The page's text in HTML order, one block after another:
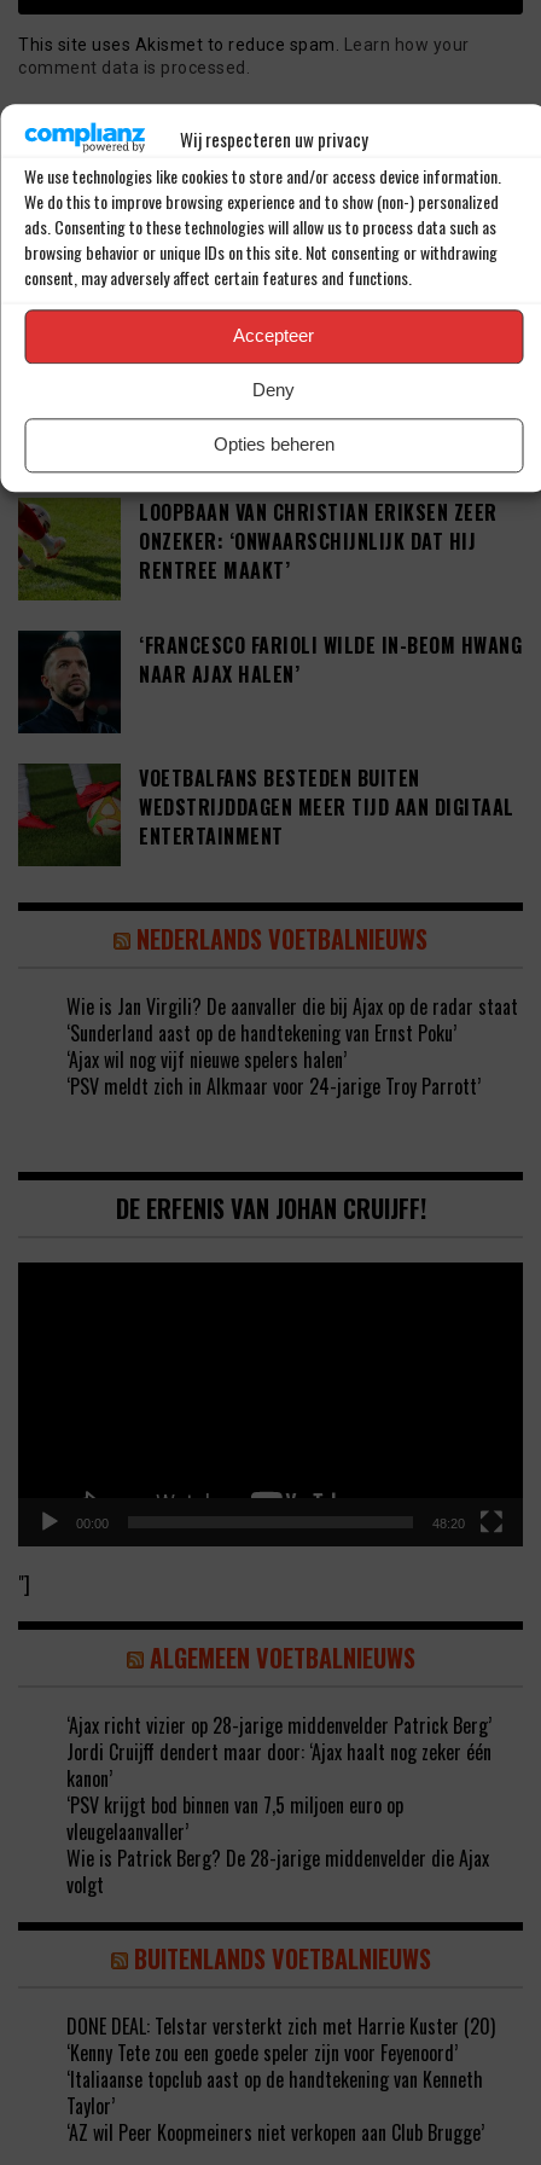
Wij respecteren uw privacy
We use technologies like cookies to store and/or access device information.
We do this to improve browsing experience and to show (non-) personalized
ads. Consenting to these technologies will allow us to process data such as
browsing behavior or unique IDs on this site. Not consenting or withdrawing
consent, may adversely affect certain features and functions.
Accepteer
Deny
Opties beheren
This site uses Akismet to reduce spam.
Learn how your
comment data is processed.
LAATSTE BERICHTEN
TAKEHIRO TOMIYASU DUIKT OP IN DE
PREMIER LEAGUE
TEGENSLAG VOOR SEAN STEUR: ‘DEAL VAN
41 MILJOEN EURO’
LOOPBAAN VAN CHRISTIAN ERIKSEN ZEER
ONZEKER: ‘ONWAARSCHIJNLIJK DAT HIJ
RENTREE MAAKT’
‘FRANCESCO FARIOLI WILDE IN-BEOM HWANG
NAAR AJAX HALEN’
VOETBALFANS BESTEDEN BUITEN
WEDSTRIJDDAGEN MEER TIJD AAN DIGITAAL
ENTERTAINMENT
NEDERLANDS VOETBALNIEUWS
Wie is Jan Virgili? De aanvaller die bij Ajax op de radar staat
‘Sunderland aast op de handtekening van Ernst Poku’
‘Ajax wil nog vijf nieuwe spelers halen’
‘PSV meldt zich in Alkmaar voor 24-jarige Troy Parrott’
DE ERFENIS VAN JOHAN CRUIJFF!
00:00 48:20
"]
ALGEMEEN VOETBALNIEUWS
‘Ajax richt vizier op 28-jarige middenvelder Patrick Berg’
Jordi Cruijff dendert maar door: ‘Ajax haalt nog zeker één
kanon’
‘PSV krijgt bod binnen van 7,5 miljoen euro op
vleugelaanvaller’
Wie is Patrick Berg? De 28-jarige middenvelder die Ajax
volgt
BUITENLANDS VOETBALNIEUWS
DONE DEAL: Telstar versterkt zich met Harrie Kuster (20)
‘Kenny Tete zou een goede speler zijn voor Feyenoord’
‘Italiaanse topclub aast op de handtekening van Kenneth
Taylor’
‘AZ wil Peer Koopmeiners niet verkopen aan Club Brugge’